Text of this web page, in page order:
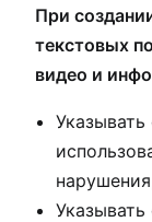
При
текстовых
видео и